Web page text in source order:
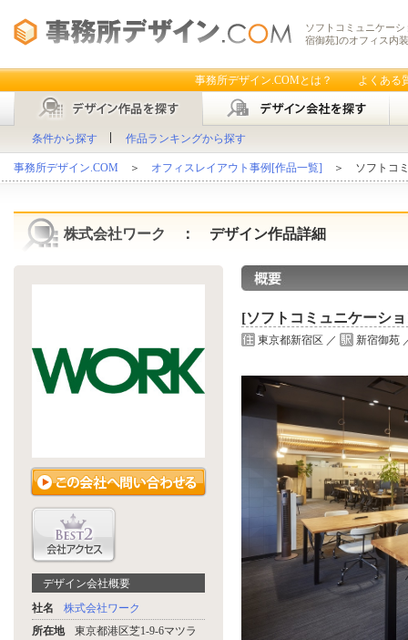
ソフトコミュニケー
宿御苑]のオフィス内
事務所デザイン.COMとは？ よくある
条件から探す 作品ランキングから探す
事務所デザイン.COM ＞ オフィスレイアウト事例[作品一覧] ＞ ソフトコミ
株式会社ワーク ： デザイン作品詳細
デザイン会社概要
社名
株式会社ワーク
所在地
東京都港区芝1-9-6マツラ
[ソフトコミュニケーシ
東京都新宿区 ／ 新宿御苑